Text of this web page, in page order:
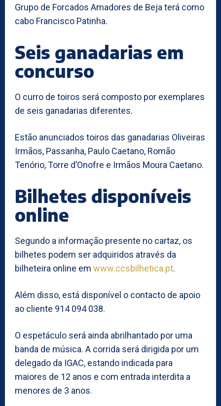
Grupo de Forcados Amadores de Beja terá como
cabo Francisco Patinha.
Seis ganadarias em
concurso
O curro de toiros será composto por exemplares
de seis ganadarias diferentes.
Estão anunciados toiros das ganadarias Oliveiras
Irmãos, Passanha, Paulo Caetano, Romão
Tenório, Torre d’Onofre e Irmãos Moura Caetano.
Bilhetes disponíveis
online
Segundo a informação presente no cartaz, os
bilhetes podem ser adquiridos através da
bilheteira online em www.ccsbilhetica.pt.
Além disso, está disponível o contacto de apoio
ao cliente 914 094 038.
O espetáculo será ainda abrilhantado por uma
banda de música. A corrida será dirigida por um
delegado da IGAC, estando indicada para
maiores de 12 anos e com entrada interdita a
menores de 3 anos.